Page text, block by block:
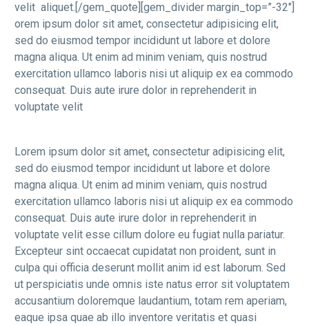
velit aliquet.[/gem_quote][gem_divider margin_top=”-32″]
orem ipsum dolor sit amet, consectetur adipisicing elit,
sed do eiusmod tempor incididunt ut labore et dolore
magna aliqua. Ut enim ad minim veniam, quis nostrud
exercitation ullamco laboris nisi ut aliquip ex ea commodo
consequat. Duis aute irure dolor in reprehenderit in
voluptate velit
Lorem ipsum dolor sit amet, consectetur adipisicing elit,
sed do eiusmod tempor incididunt ut labore et dolore
magna aliqua. Ut enim ad minim veniam, quis nostrud
exercitation ullamco laboris nisi ut aliquip ex ea commodo
consequat. Duis aute irure dolor in reprehenderit in
voluptate velit esse cillum dolore eu fugiat nulla pariatur.
Excepteur sint occaecat cupidatat non proident, sunt in
culpa qui officia deserunt mollit anim id est laborum. Sed
ut perspiciatis unde omnis iste natus error sit voluptatem
accusantium doloremque laudantium, totam rem aperiam,
eaque ipsa quae ab illo inventore veritatis et quasi